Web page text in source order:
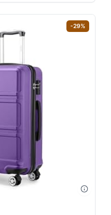
-29%